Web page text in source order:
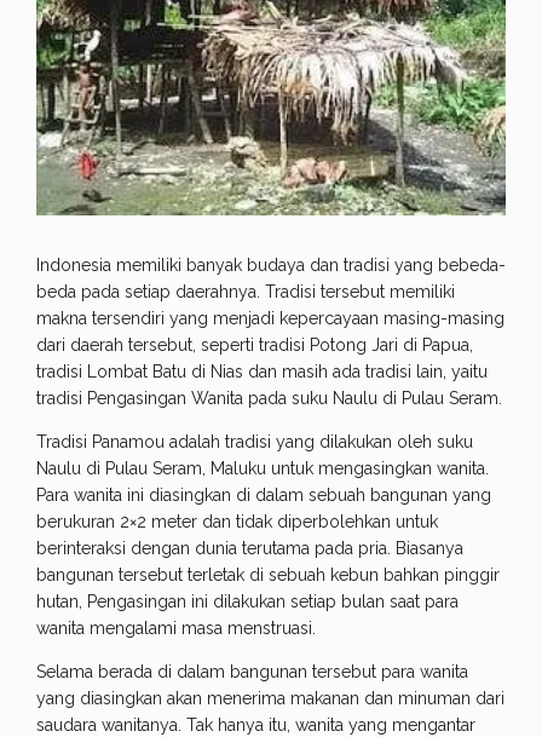
Indonesia memiliki banyak budaya dan tradisi yang bebeda-
beda pada setiap daerahnya. Tradisi tersebut memiliki
makna tersendiri yang menjadi kepercayaan masing-masing
dari daerah tersebut, seperti tradisi Potong Jari di Papua,
tradisi Lombat Batu di Nias dan masih ada tradisi lain, yaitu
tradisi Pengasingan Wanita pada suku Naulu di Pulau Seram.
Tradisi Panamou adalah tradisi yang dilakukan oleh suku
Naulu di Pulau Seram, Maluku untuk mengasingkan wanita.
Para wanita ini diasingkan di dalam sebuah bangunan yang
berukuran 2×2 meter dan tidak diperbolehkan untuk
berinteraksi dengan dunia terutama pada pria. Biasanya
bangunan tersebut terletak di sebuah kebun bahkan pinggir
hutan, Pengasingan ini dilakukan setiap bulan saat para
wanita mengalami masa menstruasi.
Selama berada di dalam bangunan tersebut para wanita
yang diasingkan akan menerima makanan dan minuman dari
saudara wanitanya. Tak hanya itu, wanita yang mengantar